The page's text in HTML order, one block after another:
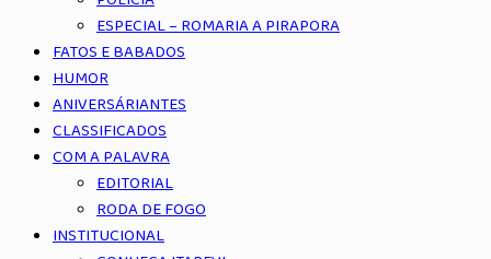
ESPECIAL – ROMARIA A PIRAPORA
FATOS E BABADOS
HUMOR
ANIVERSÁRIANTES
CLASSIFICADOS
COM A PALAVRA
EDITORIAL
RODA DE FOGO
INSTITUCIONAL